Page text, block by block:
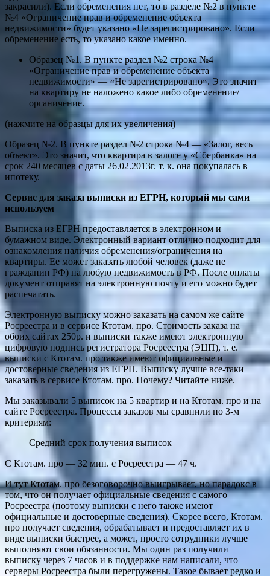
закрасили). Если обременения нет, то в разделе №2 в пункте
№4 «Ограничение прав и обременение объекта
недвижимости» будет указано «Не зарегистрировано». Если
обременение есть, то указано какое именно.
Образец №1. В пункте раздел №2 строка №4
«Ограничение прав и обременение объекта
недвижимости» — «Не зарегистрировано». Это значит
на квартиру не наложено какое либо обременение/
органичение.
(нажмите на образцы для их увеличения)
Образец №2. В пункте раздел №2 строка №4 — «Залог, весь
объект». Это значит, что квартира в залоге у «Сбербанка» на
срок 240 месяцев с даты 26.02.2013г. т. к. она покупалась в
ипотеку.
Сервис для заказа выписки из ЕГРН, который мы сами
используем
Выписка из ЕГРН предоставляется в электронном и
бумажном виде. Электронный вариант отлично подходит для
ознакомления наличия обременения/ограничения на
квартиры. Ее может заказать любой человек (даже не
гражданин РФ) на любую недвижимость в РФ. После оплаты
документ отправят на электронную почту и его можно будет
распечатать.
Электронную выписку можно заказать на самом же сайте
Росреестра и в сервисе Ктотам. про. Стоимость заказа на
обоих сайтах 250р. и выписки также имеют электронную
цифровую подпись регистратора Росреестра (ЭЦП), т. е.
выписки с Ктотам. про также имеют официальные и
достоверные сведения из ЕГРН. Выписку лучше все-таки
заказать в сервисе Ктотам. про. Почему? Читайте ниже.
Мы заказывали 5 выписок на 5 квартир и на Ктотам. про и на
сайте Росреестра. Процессы заказов мы сравнили по 3-м
критериям:
Средний срок получения выписок
C Ктотам. про — 32 мин. с Росреестра — 47 ч.
И тут Ктотам. про безоговорочно выигрывает, но парадокс в
том, что он получает официальные сведения с самого
Росреестра (поэтому выписки с него также имеют
официальные и достоверные сведения). Скорее всего, Ктотам.
про получает сведения, обрабатывает и предоставляет их в
виде выписки быстрее, а может, просто сотрудники лучше
выполняют свои обязанности. Мы один раз получили
выписку через 7 часов и в поддержке нам написали, что
серверы Росреестра были перегружены. Такое бывает редко и